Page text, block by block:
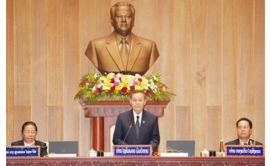
Trung Quốc nêu điều kiện quan trọng cho
thỏa thuận thương mại với Mỹ